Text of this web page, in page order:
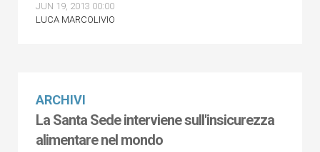
JUN 19, 2013 00:00
LUCA MARCOLIVIO
ARCHIVI
La Santa Sede interviene sull'insicurezza
alimentare nel mondo